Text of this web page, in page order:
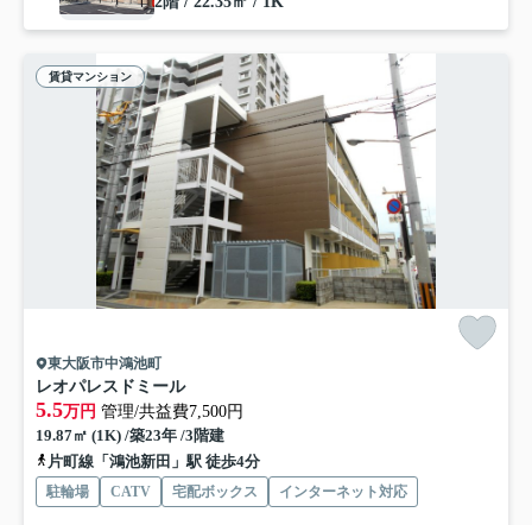
賃貸マンション
東大阪市中鴻池町
レオパレスドミール
5.5万円 管理/共益費7,500円
19.87㎡ (1K) /築23年 /3階建
片町線「鴻池新田」駅 徒歩4分
駐輪場 CATV 宅配ボックス インターネット対応